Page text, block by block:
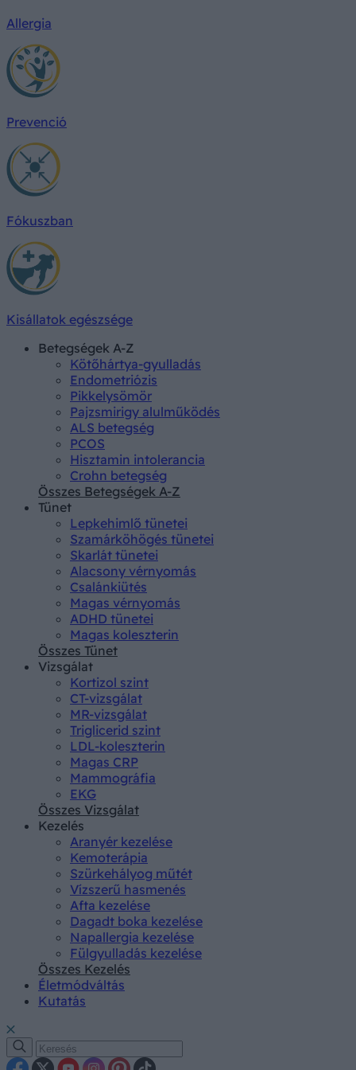
Allergia
Prevenció
Fókuszban
Kisállatok egészsége
Betegségek A-Z
Kötőhártya-gyulladás
Endometriózis
Pikkelysömör
Pajzsmirigy alulműködés
ALS betegség
PCOS
Hisztamin intolerancia
Crohn betegség
Összes Betegségek A-Z
Tünet
Lepkehimlő tünetei
Szamárköhögés tünetei
Skarlát tünetei
Alacsony vérnyomás
Csalánkiütés
Magas vérnyomás
ADHD tünetei
Magas koleszterin
Összes Tünet
Vizsgálat
Kortizol szint
CT-vizsgálat
MR-vizsgálat
Triglicerid szint
LDL-koleszterin
Magas CRP
Mammográfia
EKG
Összes Vizsgálat
Kezelés
Aranyér kezelése
Kemoterápia
Szürkehályog műtét
Vízszerű hasmenés
Afta kezelése
Dagadt boka kezelése
Napallergia kezelése
Fülgyulladás kezelése
Összes Kezelés
Életmódváltás
Kutatás